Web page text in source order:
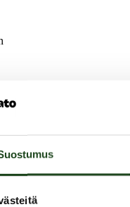
Ontto
kumppanisi